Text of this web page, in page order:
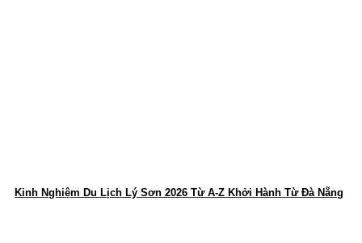
Kinh Nghiệm Du Lịch Lý Sơn 2026 Từ A-Z Khởi Hành Từ Đà Nẵng